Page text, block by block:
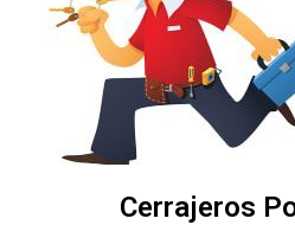
Cerrajeros